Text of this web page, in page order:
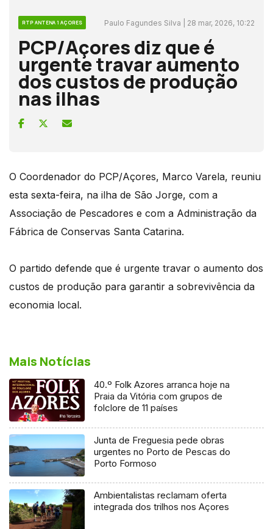
RTP ANTENA 1 AÇORES Paulo Fagundes Silva | 28 mar, 2026, 10:22
PCP/Açores diz que é
urgente travar aumento
dos custos de produção
nas ilhas
O Coordenador do PCP/Açores, Marco Varela, reuniu
esta sexta-feira, na ilha de São Jorge, com a
Associação de Pescadores e com a Administração da
Fábrica de Conservas Santa Catarina.
O partido defende que é urgente travar o aumento dos
custos de produção para garantir a sobrevivência da
economia local.
Mais Notícias
40.º Folk Azores arranca hoje na
Praia da Vitória com grupos de
folclore de 11 países
Junta de Freguesia pede obras
urgentes no Porto de Pescas do
Porto Formoso
Ambientalistas reclamam oferta
integrada dos trilhos nos Açores